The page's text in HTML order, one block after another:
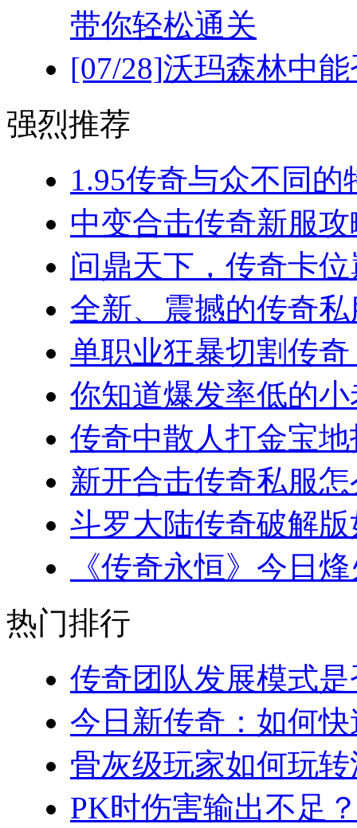
带你轻松通关
[07/28]沃玛森林中
强烈推荐
1.95传奇与众不同
中变合击传奇新服
问鼎天下，传奇卡
全新、震撼的传奇
单职业狂暴切割传
你知道爆发率低的
传奇中散人打金宝地
新开合击传奇私服
斗罗大陆传奇破解
《传奇永恒》今日
热门排行
传奇团队发展模式
今日新传奇：如何
骨灰级玩家如何玩
PK时伤害输出不足